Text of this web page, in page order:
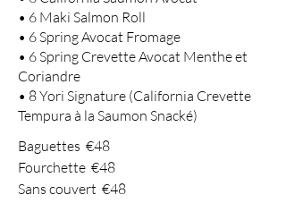
• 6 Maki Salmon Roll
• 6 Spring Avocat Fromage
• 6 Spring Crevette Avocat Menthe et
Coriandre
• 8 Yori Signature (California Crevette
Tempura à la Saumon Snacké)
Baguettes €48
Fourchette €48
Sans couvert €48